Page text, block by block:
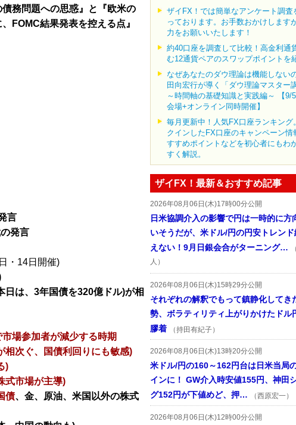
務問題への思惑』と『欧米の
FOMC結果発表を控える点』
言
発言
・14日開催)
は、3年国債を320億ドル)が相
場参加者が減少する時期
相次ぐ、国債利回りにも敏感)
)
式市場が主導)
債、金、原油、米国以外の株式
ザイFX！では簡単なアンケート調査
っております。お手数おかけします
力をお願いいたします！
約40口座を調査して比較！高金利通
む12通貨ペアのスワップポイントを
なぜあなたのダウ理論は機能しない
田向宏行が導く「ダウ理論マスター
～時間軸の基礎知識と実践編～ 【9/5
会場+オンライン同時開催】
毎月更新中！人気FX口座ランキング
クインしたFX口座のキャンペーン情
すすめポイントなどを初心者にもわ
すく解説。
ザイFX！最新＆おすすめ記事
2026年08月06日(木)17時00分公開
日米協調介入の影響で円は一時的に方
いそうだが、米ドル/円の円安トレン
えない！9月日銀会合がターニング…
人）
2026年08月06日(木)15時29分公開
それぞれの解釈でもって鎮静化してき
勢、ボラティリティ上がりかけたドル
膠着
（持田有紀子）
2026年08月06日(木)13時20分公開
米ドル/円の160～162円台は日米当局
インに！ GW介入時安値155円、神田
グ152円が下値めど、押…
（西原宏一）
2026年08月06日(木)12時00分公開